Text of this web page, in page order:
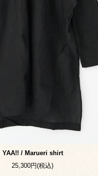
YAA!! / Marueri shirt
25,300円(税込)